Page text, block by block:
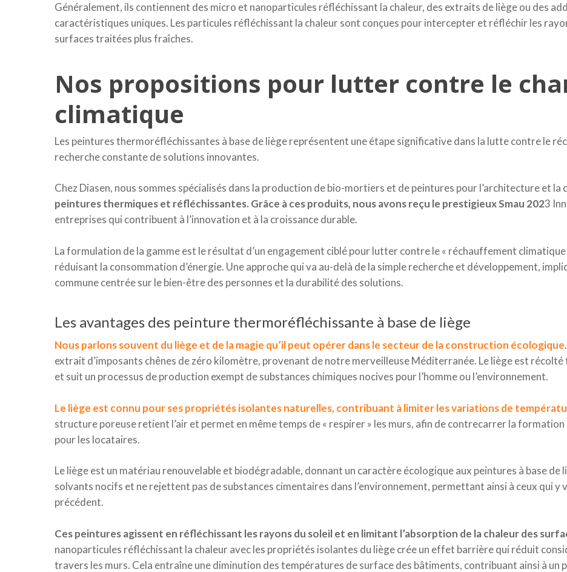
Généralement, ils contiennent des micro et nanoparticules réfléchissant la chaleur, des extraits de liège ou des
caractéristiques uniques. Les particules réfléchissant la chaleur sont conçues pour intercepter et réfléchir les
surfaces traitées plus fraîches.
Nos propositions pour lutter contre le
climatique
Les peintures thermoréfléchissantes à base de liège représentent une étape significative dans la lutte contre le
recherche constante de solutions innovantes.
Chez Diasen, nous sommes spécialisés dans la production de bio-mortiers et de peintures pour l’architecture et
peintures thermiques et réfléchissantes. Grâce à ces produits, nous avons reçu le prestigieux Smau 2023
entreprises qui contribuent à l’innovation et à la croissance durable.
La formulation de la gamme est le résultat d’un engagement ciblé pour lutter contre le « réchauffement
réduisant la consommation d’énergie. Une approche qui va au-delà de la simple recherche et développement,
commune centrée sur le bien-être des personnes et la durabilité des solutions.
Les avantages des peinture thermoréfléchissante à base de liège
Nous parlons souvent du liège et de la magie qu’il peut opérer dans le secteur de la construction écologique
extrait d’imposants chênes de zéro kilomètre, provenant de notre merveilleuse Méditerranée. Le liège est récolté
et suit un processus de production exempt de substances chimiques nocives pour l’homme ou l’environnement.
Le liège est connu pour ses propriétés isolantes naturelles, contribuant à limiter les variations de
structure poreuse retient l’air et permet en même temps de « respirer » les murs, afin de contrecarrer la
pour les locataires.
Le liège est un matériau renouvelable et biodégradable, donnant un caractère écologique aux peintures à base de
solvants nocifs et ne rejettent pas de substances cimentaires dans l’environnement, permettant ainsi à ceux qui y
précédent.
Ces peintures agissent en réfléchissant les rayons du soleil et en limitant l’absorption de la chaleur des
nanoparticules réfléchissant la chaleur avec les propriétés isolantes du liège crée un effet barrière qui réduit
travers les murs. Cela entraîne une diminution des températures de surface des bâtiments, contribuant ainsi à un